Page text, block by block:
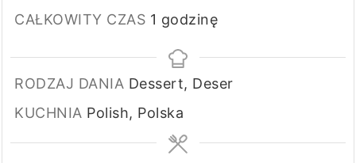
CAŁKOWITY CZAS 1 godzina
godzinę
RODZAJ DANIA Dessert, Deser
KUCHNIA Polish, Polska